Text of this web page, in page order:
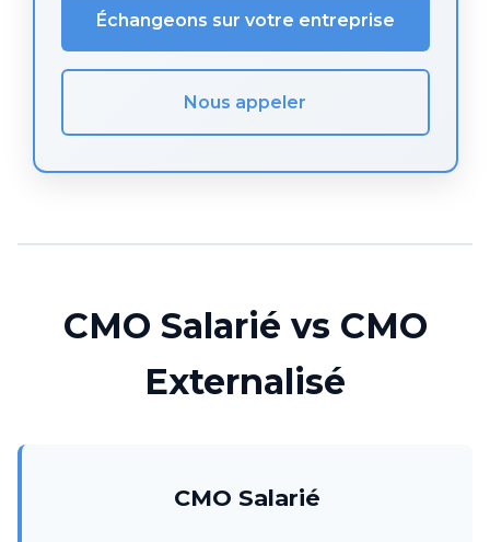
Échangeons sur votre entreprise
Nous appeler
CMO Salarié vs CMO
Externalisé
CMO Salarié